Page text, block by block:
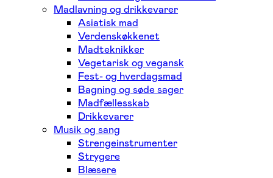
Madlavning og drikkevarer
Asiatisk mad
Verdenskøkkenet
Madteknikker
Vegetarisk og vegansk
Fest- og hverdagsmad
Bagning og søde sager
Madfællesskab
Drikkevarer
Musik og sang
Strengeinstrumenter
Strygere
Blæsere